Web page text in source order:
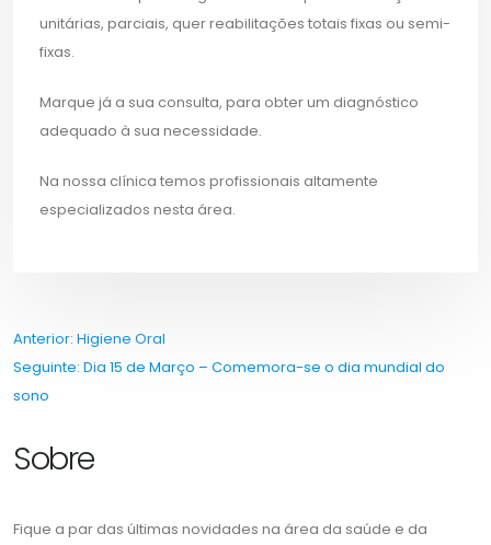
unitárias, parciais, quer reabilitações totais fixas ou semi-
fixas.
Marque já a sua consulta, para obter um diagnóstico
adequado à sua necessidade.
Na nossa clínica temos profissionais altamente
especializados nesta área.
Navegação
de
Anterior: Higiene Oral
Seguinte: Dia 15 de Março – Comemora-se o dia mundial do
sono
Sobre
Fique a par das últimas novidades na área da saúde e da